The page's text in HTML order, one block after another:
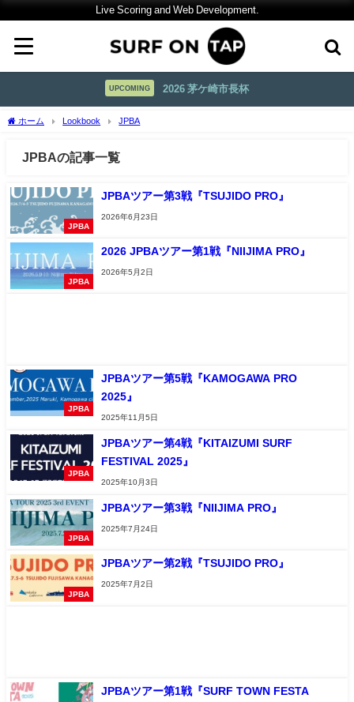
Live Scoring and Web Development.
UPCOMING 2026 茅ケ崎市長杯
ホーム Lookbook JPBA
JPBAの記事一覧
JPBA
JPBAツアー第3戦『TSUJIDO PRO』
2026年6月23日
JPBA
2026 JPBAツアー第1戦『NIIJIMA PRO』
2026年5月2日
JPBA
JPBAツアー第5戦『KAMOGAWA PRO
2025』
2025年11月5日
JPBA
JPBAツアー第4戦『KITAIZUMI SURF
FESTIVAL 2025』
2025年10月3日
JPBA
JPBAツアー第3戦『NIIJIMA PRO』
2025年7月24日
JPBA
JPBAツアー第2戦『TSUJIDO PRO』
2025年7月2日
JPBAツアー第1戦『SURF TOWN FESTA